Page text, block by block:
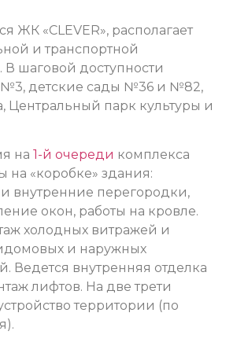
ЖК «CLEVER», располагает
и транспортной
В шаговой доступности
№3, детские сады №36 и №82,
Центральный парк культуры и
на 1-й очереди комплекса
на «коробке» здания:
внутренние перегородки,
окон, работы на кровле.
холодных витражей и
и наружных
Ведется внутренняя отделка
лифтов. На две трети
территории (по